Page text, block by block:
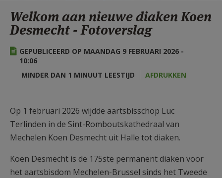
AANMELDEN OF REGISTREREN
Welkom aan nieuwe diaken Koen
Desmecht - Fotoverslag
GEPUBLICEERD OP MAANDAG 9 FEBRUARI 2026 -
10:06
MINDER DAN 1 MINUUT LEESTIJD
AFDRUKKEN
Op 1 februari 2026 wijdde aartsbisschop Luc
Terlinden in de Sint-Romboutskathedraal van
Mechelen Koen Desmecht uit Halle tot diaken.
Koen Desmecht is de 175ste permanent diaken voor
het aartsbisdom Mechelen-Brussel sinds het Tweede